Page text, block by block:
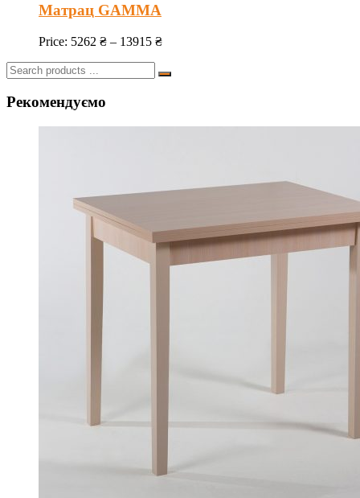
Матрац GAMMA
Price: 5262 ₴ – 13915 ₴
Search
for:
Рекомендуємо